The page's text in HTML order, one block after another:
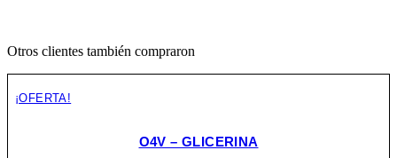
Otros clientes también compraron
¡OFERTA!
O4V – GLICERINA